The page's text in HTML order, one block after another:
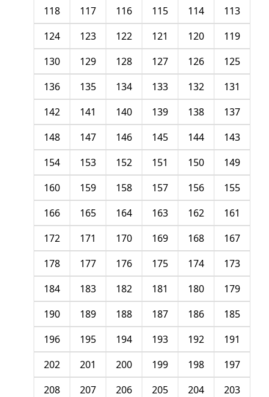
113
114
115
116
117
118
119
120
121
122
123
124
125
126
127
128
129
130
131
132
133
134
135
136
137
138
139
140
141
142
143
144
145
146
147
148
149
150
151
152
153
154
155
156
157
158
159
160
161
162
163
164
165
166
167
168
169
170
171
172
173
174
175
176
177
178
179
180
181
182
183
184
185
186
187
188
189
190
191
192
193
194
195
196
197
198
199
200
201
202
203
204
205
206
207
208